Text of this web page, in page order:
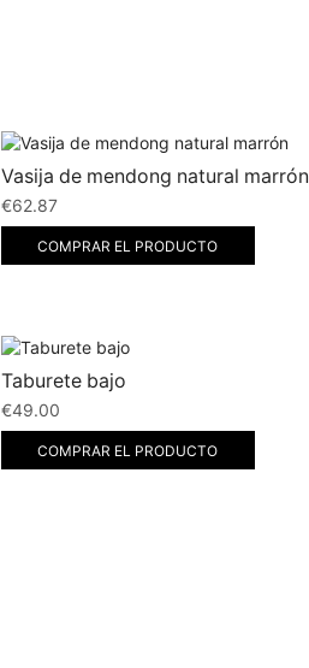
Vasija de mendong natural marrón
€62.87
COMPRAR EL PRODUCTO
Taburete bajo
€49.00
COMPRAR EL PRODUCTO